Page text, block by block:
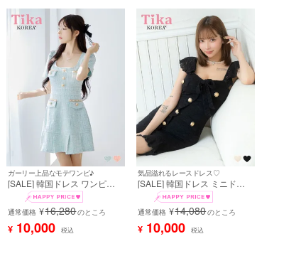
ガーリー上品なモテワンピ♪
[SALE] 韓国ドレス ワンピー
ス Aライン ミニドレス 大人
上品 ツイード 半袖 パフスリ
ーブ ブラジャーのまま 裾プリ
ーツ ミント 水色 Aライン ミ
ニドレス (緩苺着用) [tk-
通常価格 ¥16,280のところ
¥ 10,000 税込
気品溢れるレースドレス♡
[SALE] 韓国ドレス ミニドレ
ス シンプル 総レース 大人 ノ
ースリーブ ストレッチ ブラジ
ャーのまま ネックリボン ゴー
ルドボタン 裾フリル 黒 タイ
ト キャバドレス (PyunA.着用)
通常価格 ¥14,080のところ
¥ 10,000 税込